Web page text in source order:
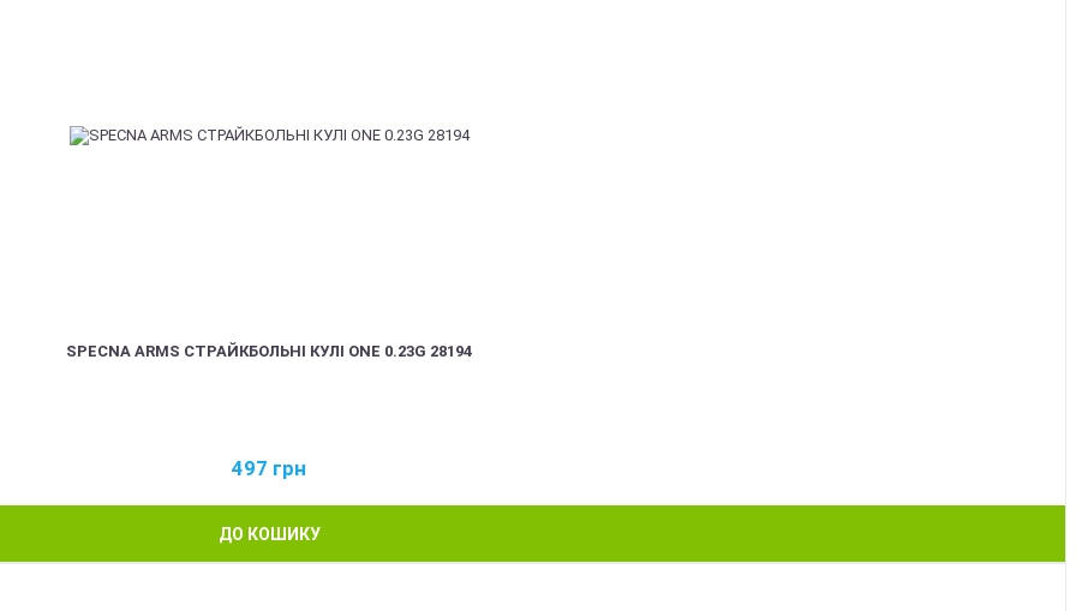
SPECNA ARMS СТРАЙКБОЛЬНІ КУЛІ ONE 0.23G 28194
497 грн
ДО КОШИКУ